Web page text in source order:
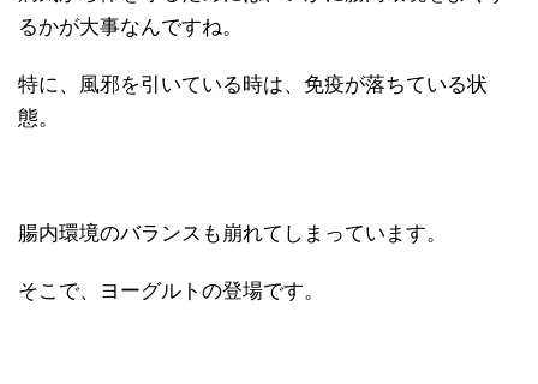
るかが大事なんですね。
特に、風邪を引いている時は、免疫が落ちている状
態。
腸内環境のバランスも崩れてしまっています。
そこで、ヨーグルトの登場です。